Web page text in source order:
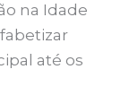
na Idade
até os